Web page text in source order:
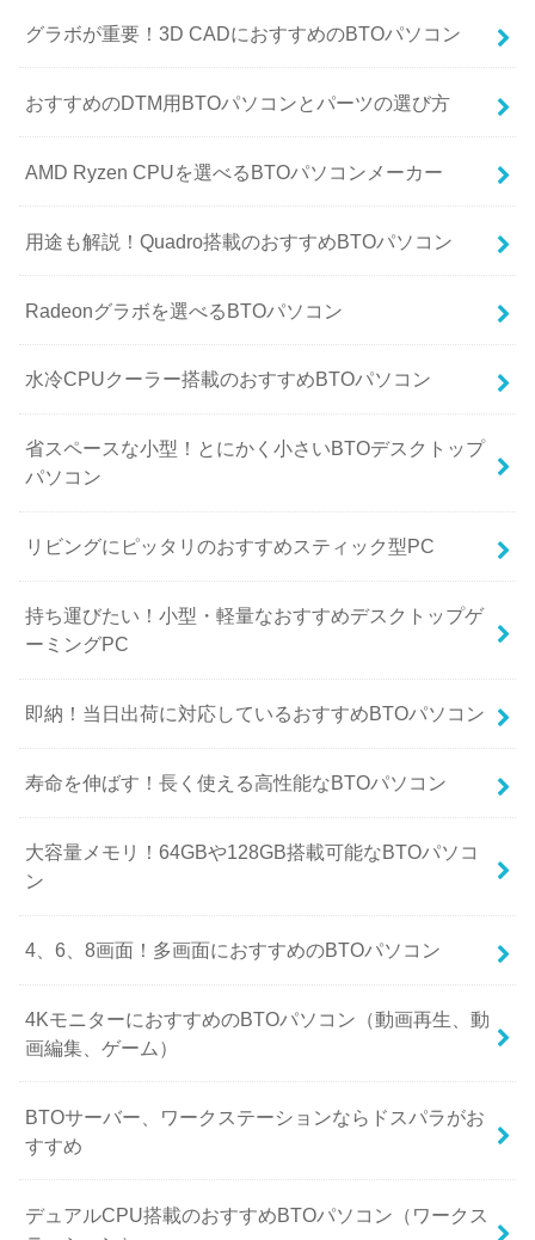
グラボが重要！3D CADにおすすめのBTOパソコン
おすすめのDTM用BTOパソコンとパーツの選び方
AMD Ryzen CPUを選べるBTOパソコンメーカー
用途も解説！Quadro搭載のおすすめBTOパソコン
Radeonグラボを選べるBTOパソコン
水冷CPUクーラー搭載のおすすめBTOパソコン
省スペースな小型！とにかく小さいBTOデスクトップ
パソコン
リビングにピッタリのおすすめスティック型PC
持ち運びたい！小型・軽量なおすすめデスクトップゲ
ーミングPC
即納！当日出荷に対応しているおすすめBTOパソコン
寿命を伸ばす！長く使える高性能なBTOパソコン
大容量メモリ！64GBや128GB搭載可能なBTOパソコ
ン
4、6、8画面！多画面におすすめのBTOパソコン
4KモニターにおすすめのBTOパソコン（動画再生、動
画編集、ゲーム）
BTOサーバー、ワークステーションならドスパラがお
すすめ
デュアルCPU搭載のおすすめBTOパソコン（ワークス